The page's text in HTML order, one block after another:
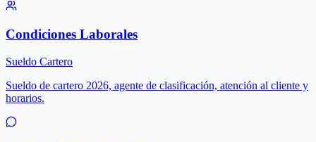
Condiciones Laborales
Sueldo Cartero
Sueldo de cartero 2026, agente de clasificación, atención al cliente y
horarios.